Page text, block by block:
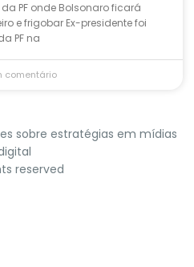
PF onde Bolsonaro ficará
e frigobar Ex-presidente foi
PF na
comentário
sobre estratégias em mídias
reserved